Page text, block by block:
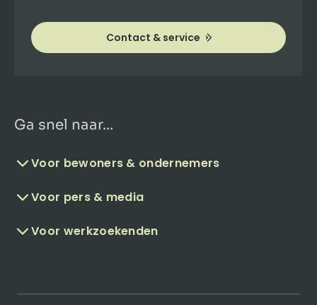
Contact & service
Ga snel naar...
Voor bewoners & ondernemers
Voor pers & media
Voor werkzoekenden